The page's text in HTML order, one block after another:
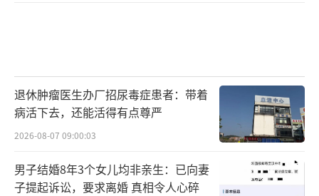
退休肿瘤医生办厂招尿毒症患者：带着
病活下去，还能活得有点尊严
2026-08-07 09:00:03
男子结婚8年3个女儿均非亲生：已向妻
子提起诉讼，要求离婚 真相令人心碎